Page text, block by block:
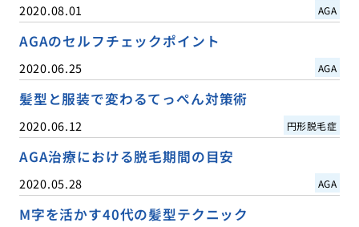
2020.08.01 AGA
AGAのセルフチェックポイント
2020.06.25 AGA
髪型と服装で変わるてっぺん対策術
2020.06.12 円形脱毛症
AGA治療における脱毛期間の目安
2020.05.28 AGA
M字を活かす40代の髪型テクニック